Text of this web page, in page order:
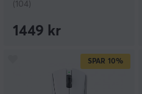
(104)
1449 kr
SPAR 10%